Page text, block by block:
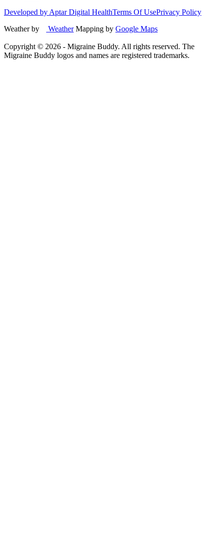
Developed by Aptar Digital HealthTerms Of UsePrivacy Policy
Weather by
WeatherMapping by Google Maps
Copyright © 2026 - Migraine Buddy. All rights reserved. The
Migraine Buddy logos and names are registered trademarks.